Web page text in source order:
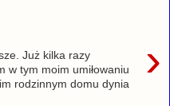
›
Już kilka razy
w tym moim umiłowaniu
rodzinnym domu dynia